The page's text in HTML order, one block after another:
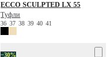
ECCO SCULPTED LX 55
Туфли
363738394041
−30%